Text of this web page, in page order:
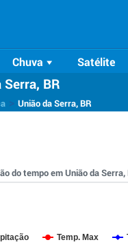
Chuva Satélite
BR
União da Serra, BR
do tempo em União da Serra,
Temp. Max